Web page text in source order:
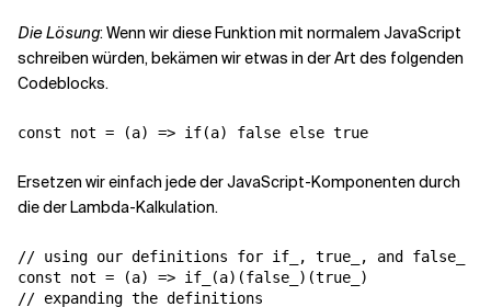
Die Lösung: Wenn wir diese Funktion mit normalem JavaScript
schreiben würden, bekämen wir etwas in der Art des folgenden
Codeblocks.
Ersetzen wir einfach jede der JavaScript-Komponenten durch
die der Lambda-Kalkulation.
// using our definitions for if_, true_, and false_
const not = (a) => if_(a)(false_)(true_)
// expanding the definitions